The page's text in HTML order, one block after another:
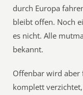
durch Europa
bleibt offen. Noch
es nicht. Alle
bekannt.
Offenbar wird aber
komplett